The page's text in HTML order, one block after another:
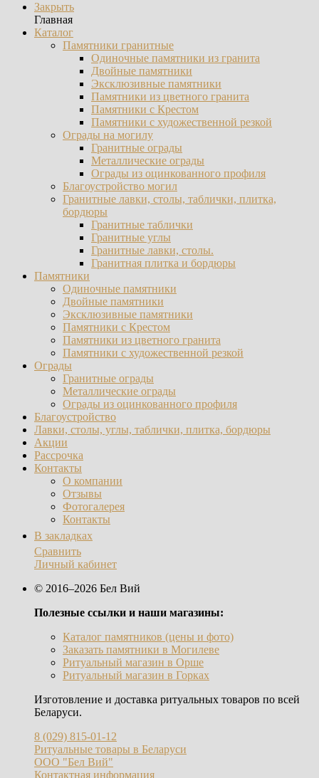
Закрыть
Главная
Каталог
Памятники гранитные
Одиночные памятники из гранита
Двойные памятники
Эксклюзивные памятники
Памятники из цветного гранита
Памятники с Крестом
Памятники с художественной резкой
Ограды на могилу
Гранитные ограды
Металлические ограды
Ограды из оцинкованного профиля
Благоустройство могил
Гранитные лавки, столы, таблички, плитка,
бордюры
Гранитные таблички
Гранитные углы
Гранитные лавки, столы.
Гранитная плитка и бордюры
Памятники
Одиночные памятники
Двойные памятники
Эксклюзивные памятники
Памятники с Крестом
Памятники из цветного гранита
Памятники с художественной резкой
Ограды
Гранитные ограды
Металлические ограды
Ограды из оцинкованного профиля
Благоустройство
Лавки, столы, углы, таблички, плитка, бордюры
Акции
Рассрочка
Контакты
О компании
Отзывы
Фотогалерея
Контакты
В закладках
Сравнить
Личный кабинет
© 2016–2026 Бел Вий
Полезные ссылки и наши магазины:
Каталог памятников (цены и фото)
Заказать памятники в Могилеве
Ритуальный магазин в Орше
Ритуальный магазин в Горках
Изготовление и доставка ритуальных товаров по всей
Беларуси.
8 (029) 815-01-12
Ритуальные товары в Беларуси
ООО "Бел Вий"
Контактная информация